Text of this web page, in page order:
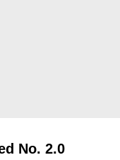
No. 2.0